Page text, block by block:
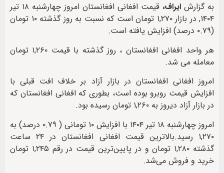
به گزارش ایراف،
قیمت افغانی افغانستان امروز چهارشنبه ۱۸ تیر
۱۴۰۴, در بازار ۱,۲۷۰ تومان است که نسبت به روز گذشته ۱۰ تومان
(۰.۷۹ درصد) افزایش یافته است.
هر واحد افغانی افغانستان ، روز گذشته با قیمت ۱,۲۶۰ تومان
معامله می شد.
امروز افغانی افغانستان در بازار آزاد بر خلاف افت قبلی با
افزایش قیمت روبرو بوده است، بطوری که افغانی افغانستان که
در بازار آزاد دیروز به ۱,۲۶۰ تومان رسیده بود.
امروز چهارشنبه ۱۸ تیر ۱۴۰۴ با افزایش ۱۰ تومانی ( ۰.۷۹ درصد) به
۱,۲۷۰ رسید.بالاترین قیمت افغانی افغانستان در ۲۴ ساعت
گذشته ۱,۲۸۰ تومان و در پایین‌ترین قیمت در رقم ۱,۲۴۵ تومان
خرید و فروش می‌شد.